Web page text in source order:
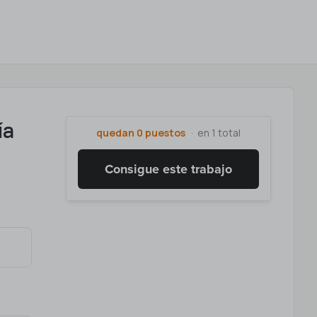
quedan 0 puestos en 1 total
Consigue este trabajo